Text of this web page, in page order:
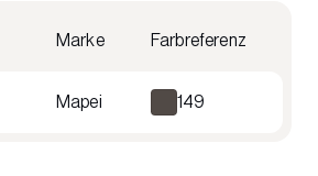
Marke Farbreferenz
Mapei 149